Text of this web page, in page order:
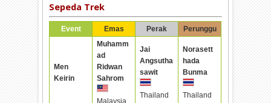
Sepeda Trek
Event Emas Perak Perunggu
Men
Keirin
Muhamm
ad
Ridwan
Sahrom
Malaysia
Jai
Angsutha
sawit
Thailand
Norasett
hada
Bunma
Thailand